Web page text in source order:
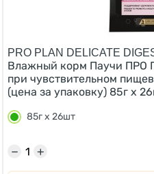
PRO PLAN DELICATE
Влажный корм Паучи ПРО
при чувствительном
(цена за упаковку) 85г х
85г х 26шт
+
−